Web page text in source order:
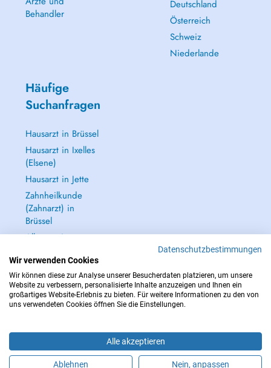
Behandler
Deutschland
Österreich
Schweiz
Niederlande
Häufige
Suchanfragen
Hausarzt in Brüssel
Hausarzt in Ixelles
(Elsene)
Hausarzt in Jette
Zahnheilkunde
(Zahnarzt) in
Brüssel
Alle anzeigen →
IM NOTFALL WENDEN SIE SICH AN : 112
Datenschutzbestimmungen
Wir verwenden Cookies
Wir können diese zur Analyse unserer Besucherdaten platzieren, um unsere
Website zu verbessern, personalisierte Inhalte anzuzeigen und Ihnen ein
großartiges Website-Erlebnis zu bieten. Für weitere Informationen zu den von
uns verwendeten Cookies öffnen Sie die Einstellungen.
Alle akzeptieren
Ablehnen Nein, anpassen